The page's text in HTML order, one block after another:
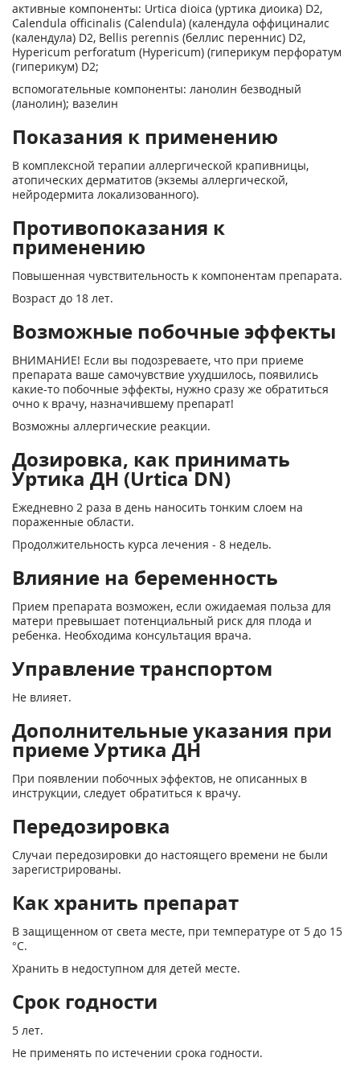
активные компоненты: Urtica dioica (уртика диоика) D2,
Calendula officinalis (Calendula) (календула оффициналис
(календула) D2, Bellis perennis (беллис переннис) D2,
Hypericum perforatum (Hypericum) (гиперикум перфоратум
(гиперикум) D2;
вспомогательные компоненты: ланолин безводный
(ланолин); вазелин
Показания к применению
В комплексной терапии аллергической крапивницы,
атопических дерматитов (экземы аллергической,
нейродермита локализованного).
Противопоказания к
применению
Повышенная чувствительность к компонентам препарата.
Возраст до 18 лет.
Возможные побочные эффекты
ВНИМАНИЕ! Если вы подозреваете, что при приеме
препарата ваше самочувствие ухудшилось, появились
какие-то побочные эффекты, нужно сразу же обратиться
очно к врачу, назначившему препарат!
Возможны аллергические реакции.
Дозировка, как принимать
Уртика ДН (Urtica DN)
Ежедневно 2 раза в день наносить тонким слоем на
пораженные области.
Продолжительность курса лечения - 8 недель.
Влияние на беременность
Прием препарата возможен, если ожидаемая польза для
матери превышает потенциальный риск для плода и
ребенка. Необходима консультация врача.
Управление транспортом
Не влияет.
Дополнительные указания при
приеме Уртика ДН
При появлении побочных эффектов, не описанных в
инструкции, следует обратиться к врачу.
Передозировка
Случаи передозировки до настоящего времени не были
зарегистрированы.
Как хранить препарат
В защищенном от света месте, при температуре от 5 до 15
°С.
Хранить в недоступном для детей месте.
Срок годности
5 лет.
Не применять по истечении срока годности.